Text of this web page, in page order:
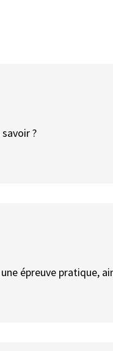
?
épreuve pratique,